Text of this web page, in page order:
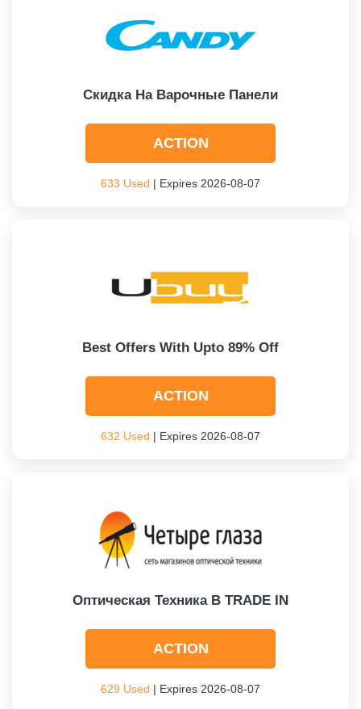
Скидка На Варочные Панели
ACTION
633 Used | Expires 2026-08-07
Best Offers With Upto 89% Off
ACTION
632 Used | Expires 2026-08-07
Оптическая Техника В TRADE IN
ACTION
629 Used | Expires 2026-08-07